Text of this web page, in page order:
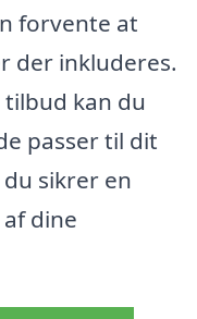
forvente at
der inkluderes.
kan du
passer til dit
sikrer en
dine